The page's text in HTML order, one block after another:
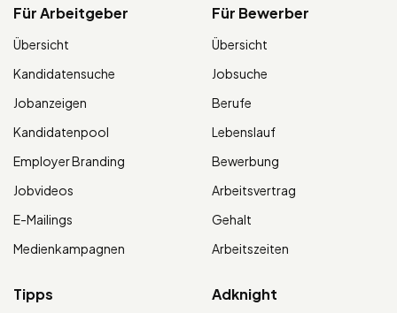
Für Arbeitgeber
Übersicht
Kandidatensuche
Jobanzeigen
Kandidatenpool
Employer Branding
Jobvideos
E-Mailings
Medienkampagnen
Für Bewerber
Übersicht
Jobsuche
Berufe
Lebenslauf
Bewerbung
Arbeitsvertrag
Gehalt
Arbeitszeiten
Tipps Adknight